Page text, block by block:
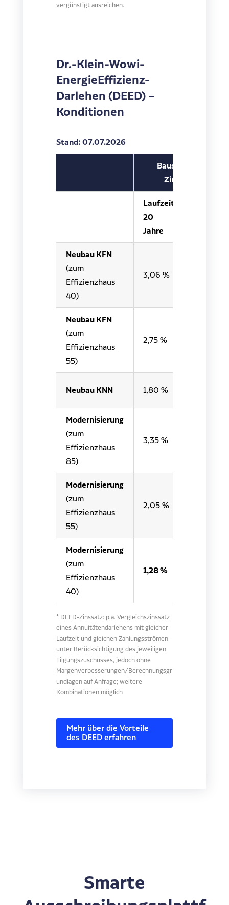
vergünstigt ausreichen.
Dr.-Klein-Wowi-
EnergieEffizienz-
Darlehen (DEED) –
Konditionen
Stand: 07.07.2026
BausparDEED-
Zinssätze*
Laufzeit
20
Jahre
Neubau KFN
(zum
Effizienzhaus
40)
3,06 %
Neubau KFN
(zum
Effizienzhaus
55)
2,75 %
Neubau KNN 1,80 %
Modernisierung
(zum
Effizienzhaus
85)
3,35 %
Modernisierung
(zum
Effizienzhaus
55)
2,05 %
Modernisierung
(zum
Effizienzhaus
40)
1,28 %
* DEED-Zinssatz: p.a. Vergleichszinssatz
eines Annuitätendarlehens mit gleicher
Laufzeit und gleichen Zahlungsströmen
unter Berücksichtigung des jeweiligen
Tilgungszuschusses, jedoch ohne
Margenverbesserungen/Berechnungsgr
undlagen auf Anfrage; weitere
Kombinationen möglich
Mehr über die Vorteile
des DEED erfahren
Smarte